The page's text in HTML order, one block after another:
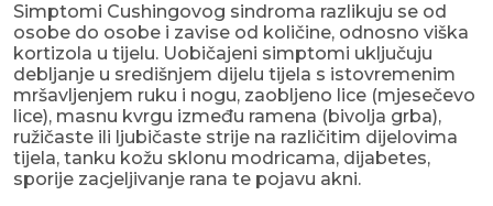
Simptomi Cushingovog sindroma razlikuju se od
osobe do osobe i zavise od količine, odnosno viška
kortizola u tijelu. Uobičajeni simptomi uključuju
debljanje u središnjem dijelu tijela s istovremenim
mršavljenjem ruku i nogu, zaobljeno lice (mjesečevo
lice), masnu kvrgu između ramena (bivolja grba),
ružičaste ili ljubičaste strije na različitim dijelovima
tijela, tanku kožu sklonu modricama, dijabetes,
sporije zacjeljivanje rana te pojavu akni.